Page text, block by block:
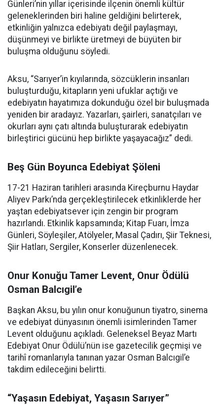
Günleri’nin yıllar içerisinde ilçenin önemli kültür
geleneklerinden biri haline geldiğini belirterek,
etkinliğin yalnızca edebiyatı değil paylaşmayı,
düşünmeyi ve birlikte üretmeyi de büyüten bir
buluşma olduğunu söyledi.
Aksu, “Sarıyer’in kıyılarında, sözcüklerin insanları
buluşturduğu, kitapların yeni ufuklar açtığı ve
edebiyatın hayatımıza dokunduğu özel bir buluşmada
yeniden bir aradayız. Yazarları, şairleri, sanatçıları ve
okurları aynı çatı altında buluşturarak edebiyatın
birleştirici gücünü hep birlikte yaşayacağız” dedi.
Beş Gün Boyunca Edebiyat Şöleni
17-21 Haziran tarihleri arasında Kireçburnu Haydar
Aliyev Parkı’nda gerçekleştirilecek etkinliklerde her
yaştan edebiyatsever için zengin bir program
hazırlandı. Etkinlik kapsamında; Kitap Fuarı, İmza
Günleri, Söyleşiler, Atölyeler, Masal Çadırı, Şiir Teknesi,
Şiir Hatları, Sergiler, Konserler düzenlenecek.
Onur Konuğu Tamer Levent, Onur Ödülü
Osman Balcıgil’e
Başkan Aksu, bu yılın onur konuğunun tiyatro, sinema
ve edebiyat dünyasının önemli isimlerinden Tamer
Levent olduğunu açıkladı. Geleneksel Beyaz Martı
Edebiyat Onur Ödülü’nün ise gazetecilik geçmişi ve
tarihî romanlarıyla tanınan yazar Osman Balcıgil’e
takdim edileceğini belirtti.
“Yaşasın Edebiyat, Yaşasın Sarıyer”